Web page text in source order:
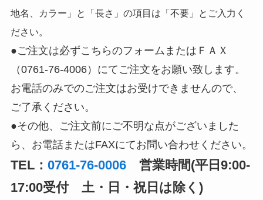
地名、カラー」と「長さ」の項目は「不要」とご入力く
ださい。
●ご注文は必ずこちらのフォームまたはＦＡＸ
（0761-76-4006）にてご注文をお願い致します。
お電話のみでのご注文はお受けできませんので、
ご了承ください。
●その他、ご注文前にご不明な点がございました
ら、お電話またはFAXにてお問い合わせください。
TEL： 0761-76-0006営業時間(平日9:00-
17:00受付 土・日・祝日は除く)